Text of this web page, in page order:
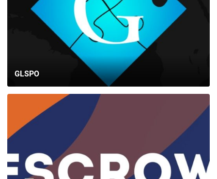
GLSPO